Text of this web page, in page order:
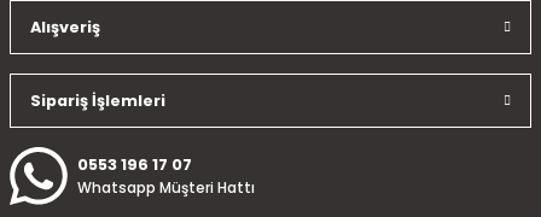
Ürün fiyatı diğer sitelerden daha pahalı.
Bu ürüne benzer farklı alternatifler olmalı.
Alışveriş
Sipariş İşlemleri
0553 196 17 07
Whatsapp Müşteri Hattı